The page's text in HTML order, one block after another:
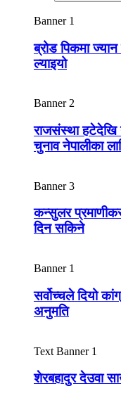
Banner 1
ब्रोड पिकमा
ल्याइयो
Banner 2
राजसंस्था हटेदेखि
चुनाव नेपालीका
Banner 3
कन्सुलर
दिन सकिने
Banner 1
सर्वोच्चले दियो
अनुमति
Text Banner 1
शेरबहादुर देउवा